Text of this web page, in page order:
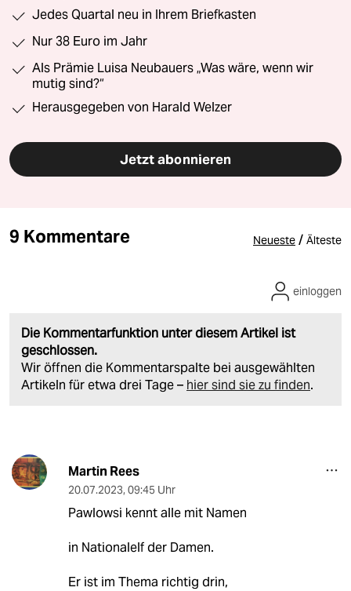
Jedes Quartal neu in Ihrem Briefkasten
Nur 38 Euro im Jahr
Als Prämie Luisa Neubauers „Was wäre, wenn wir
mutig sind?“
Herausgegeben von Harald Welzer
Jetzt abonnieren
9 Kommentare Neueste / Älteste
Die Kommentarfunktion unter diesem Artikel ist
geschlossen.
Wir öffnen die Kommentarspalte bei ausgewählten
Artikeln für etwa drei Tage – hier sind sie zu finden.
einloggen
Martin Rees
20.07.2023, 09:45 Uhr
Pawlowsi kennt alle mit Namen
in Nationalelf der Damen.
Er ist im Thema richtig drin,